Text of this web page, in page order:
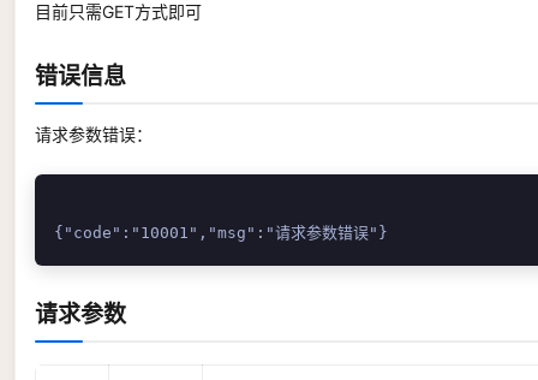
目前只需GET方式即可
错误信息
请求参数错误：
请求参数